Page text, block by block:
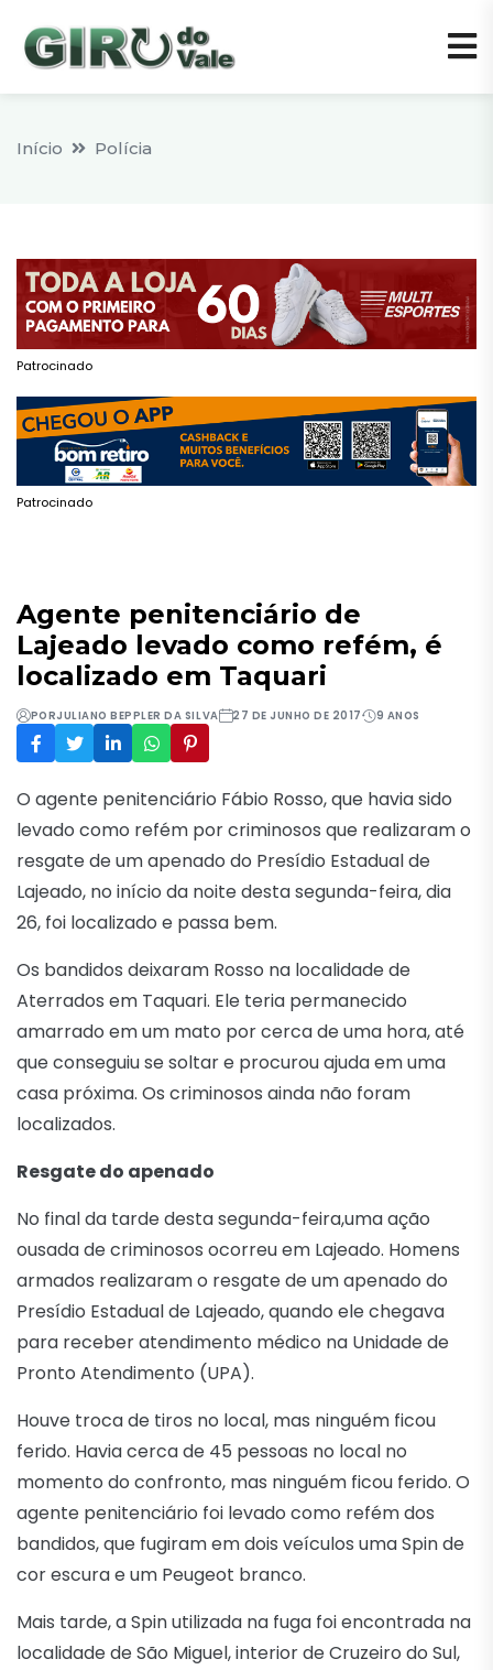
Início Polícia
Patrocinado
Patrocinado
Agente penitenciário de
Lajeado levado como refém, é
localizado em Taquari
PORJULIANO BEPPLER DA SILVA 27 DE JUNHO DE 2017 9 ANOS
O agente penitenciário Fábio Rosso, que havia sido
levado como refém por criminosos que realizaram o
resgate de um apenado do Presídio Estadual de
Lajeado, no início da noite desta segunda-feira, dia
26, foi localizado e passa bem.
Os bandidos deixaram Rosso na localidade de
Aterrados em Taquari. Ele teria permanecido
amarrado em um mato por cerca de uma hora, até
que conseguiu se soltar e procurou ajuda em uma
casa próxima. Os criminosos ainda não foram
localizados.
Resgate do apenado
No final da tarde desta segunda-feira,uma ação
ousada de criminosos ocorreu em Lajeado. Homens
armados realizaram o resgate de um apenado do
Presídio Estadual de Lajeado, quando ele chegava
para receber atendimento médico na Unidade de
Pronto Atendimento (UPA).
Houve troca de tiros no local, mas ninguém ficou
ferido. Havia cerca de 45 pessoas no local no
momento do confronto, mas ninguém ficou ferido. O
agente penitenciário foi levado como refém dos
bandidos, que fugiram em dois veículos uma Spin de
cor escura e um Peugeot branco.
Mais tarde, a Spin utilizada na fuga foi encontrada na
localidade de São Miguel, interior de Cruzeiro do Sul,